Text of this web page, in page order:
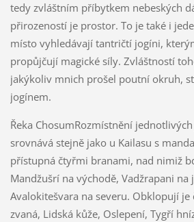
tedy zvláštním příbytkem nebeských
přirozeností je prostor. To je také i
místo vyhledávají tantričtí jogíni,
propůjčují magické síly. Zvláštností
jakýkoliv mnich prošel poutní okruh,
jogínem.
Řeka ChosumRozmístnění
srovnává stejně jako u Kailasu s
přístupná čtyřmi branami, nad nimiž
Mandžušrí na východě, Vadžrapani na
Avalokitešvara na severu. Obklopují
zvaná, Lidská kůže, Oslepení, Tygří